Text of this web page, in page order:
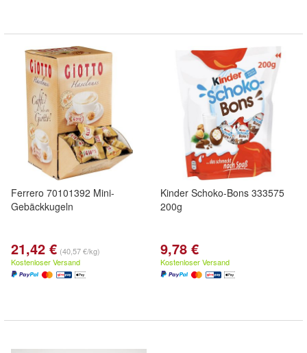
Ferrero 70101392 Mini-
Gebäckkugeln
21,42 € (40,57 €/kg)
Kostenloser Versand
Kinder Schoko-Bons 333575
200g
9,78 €
Kostenloser Versand